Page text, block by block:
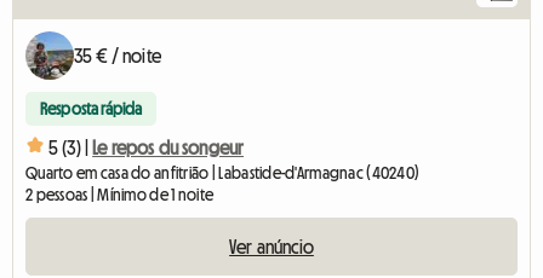
35 € / noite
Resposta rápida
5 (3) | Le repos du songeur
Quarto em casa do anfitrião | Labastide-d'Armagnac (40240)
2 pessoas | Mínimo de 1 noite
Ver anúncio